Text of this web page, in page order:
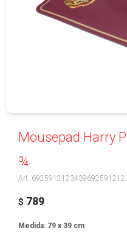
Mousepad Harry
¾
$ 789
Medida: 79 x 39 cm